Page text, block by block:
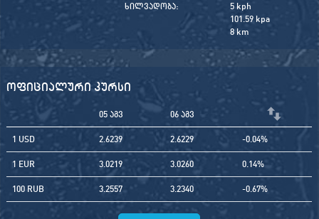
ხილვადობა:
5 kph
101.59 kpa
8 km
ოფიციალური კურსი
05 აგვ 06 აგვ
1 USD 2.6239 2.6229 -0.04%
1 EUR 3.0219 3.0260 0.14%
100 RUB 3.2557 3.2340 -0.67%